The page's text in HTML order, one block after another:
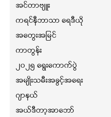
အင်တာဗျူး
ကရင်နီဘာသာ ရေဒီယို
အတွေးအမြင်
ကာတွန်း
၂၀၂၅ ရွေးကောက်ပွဲ
အမျိုးသမီးအခွင့်အရေး
ဂျာနယ်
အယ်ဒီတာ့အာဘော်